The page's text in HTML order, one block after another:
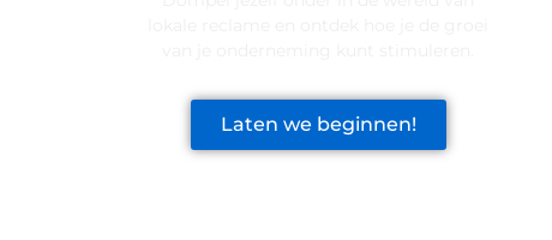
Laten we beginnen!